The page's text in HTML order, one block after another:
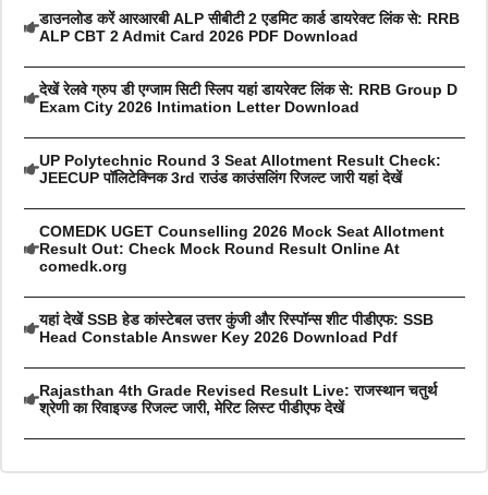
डाउनलोड करें आरआरबी ALP सीबीटी 2 एडमिट कार्ड डायरेक्ट लिंक से: RRB
ALP CBT 2 Admit Card 2026 PDF Download
देखें रेलवे ग्रुप डी एग्जाम सिटी स्लिप यहां डायरेक्ट लिंक से: RRB Group D
Exam City 2026 Intimation Letter Download
UP Polytechnic Round 3 Seat Allotment Result Check:
JEECUP पॉलिटेक्निक 3rd राउंड काउंसलिंग रिजल्ट जारी यहां देखें
COMEDK UGET Counselling 2026 Mock Seat Allotment
Result Out: Check Mock Round Result Online At
comedk.org
यहां देखें SSB हेड कांस्टेबल उत्तर कुंजी और रिस्पॉन्स शीट पीडीएफ: SSB
Head Constable Answer Key 2026 Download Pdf
Rajasthan 4th Grade Revised Result Live: राजस्थान चतुर्थ
श्रेणी का रिवाइज्ड रिजल्ट जारी, मेरिट लिस्ट पीडीएफ देखें